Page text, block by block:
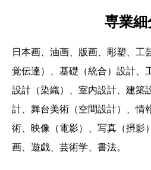
専業細
日本画、油画、版画、彫塑、工
覚伝達）、基礎（統合）設計、
設計（染織）、室内設計、建築
計、舞台美術（空間設計）、情
術、映像（電影）、写真（摂影
画、遊戯、芸術学、書法。
校区地址